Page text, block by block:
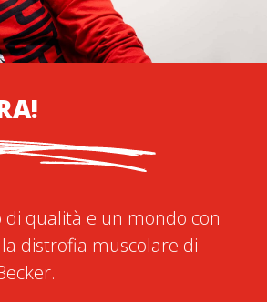
qualità e un mondo con
distrofia muscolare di